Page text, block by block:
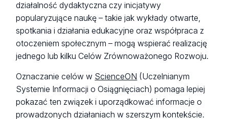
działalność dydaktyczna czy inicjatywy
popularyzujące naukę – takie jak wykłady otwarte,
spotkania i działania edukacyjne oraz współpraca z
otoczeniem społecznym – mogą wspierać realizację
jednego lub kilku Celów Zrównoważonego Rozwoju.
Oznaczanie celów w ScienceON (Uczelnianym
Systemie Informacji o Osiągnięciach) pomaga lepiej
pokazać ten związek i uporządkować informacje o
prowadzonych działaniach w szerszym kontekście.